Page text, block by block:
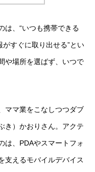
は、“いつも携帯できる
がすぐに取り出せる”とい
や場所を選ばず、いつで
ママ業をこなしつつダブ
き）かおりさん。アクテ
は、PDAやスマートフォ
支えるモバイルデバイス